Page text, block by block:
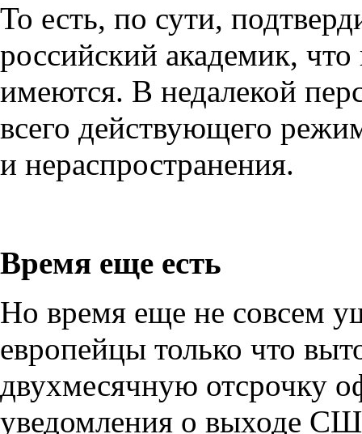
То есть, по сути,
российский академик,
имеются. В недалекой
всего действующего
и нераспространения.
Время еще есть
Но время еще не совсем
европейцы только что
двухмесячную отсрочку
уведомления о выходе